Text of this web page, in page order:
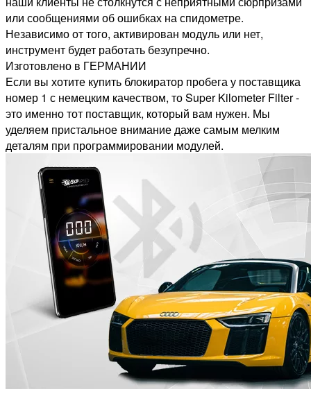
или сообщениями об ошибках на спидометре.
Независимо от того, активирован модуль или нет,
инструмент будет работать безупречно.
Изготовлено в ГЕРМАНИИ
Если вы хотите купить блокиратор пробега у поставщика
номер 1 с немецким качеством, то Super Kilometer Filter -
это именно тот поставщик, который вам нужен. Мы
уделяем пристальное внимание даже самым мелким
деталям при программировании модулей.